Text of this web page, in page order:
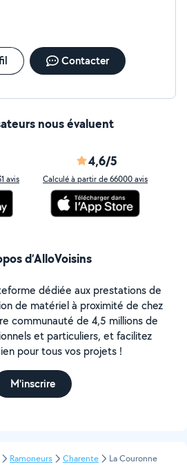
Contacter
nous évaluent
avis
4,6/5
Calculé à partir de 66000 avis
d’AlloVoisins
dédiée aux prestations de
de matériel à proximité de chez
communauté de 4,5 millions de
et particuliers, et facilitez
pour tous vos projets !
M'inscrire
Ramoneurs Charente La Couronne